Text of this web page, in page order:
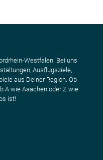
Westfalen. Bei uns
Ausflugsziele,
aus Deiner Region. Ob
A wie Aaachen oder Z wie
ist!